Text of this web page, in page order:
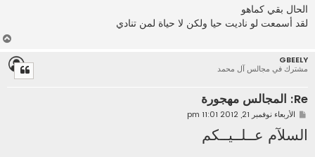
ا
ر
ك
الحال بقي كماهو
لقد أسمعت لو ناديت حيا ولكن لا حياة لمن تنادي
GBEELY
مشترك في مجالس آل محمد
Re: المجالس مهجورة
م
ر
الأربعاء نوفمبر 21, 2012 11:01 pm
السلآم عــلــيــكم